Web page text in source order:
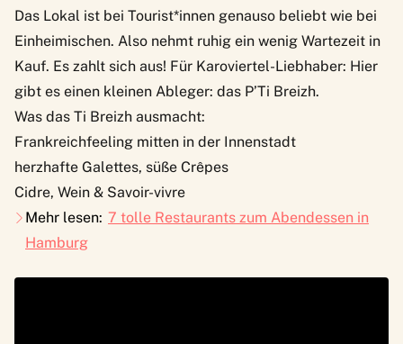
Das Lokal ist bei Tourist*innen genauso beliebt wie bei
Einheimischen. Also nehmt ruhig ein wenig Wartezeit in
Kauf. Es zahlt sich aus! Für Karoviertel-Liebhaber: Hier
gibt es einen kleinen Ableger: das P’Ti Breizh.
Was das Ti Breizh ausmacht:
Frankreichfeeling mitten in der Innenstadt
herzhafte Galettes, süße Crêpes
Cidre, Wein & Savoir-vivre
Mehr lesen: 7 tolle Restaurants zum Abendessen in
Hamburg